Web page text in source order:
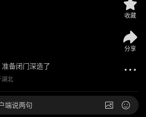
备闭门深造了
湖北
收藏
分享
端说两句